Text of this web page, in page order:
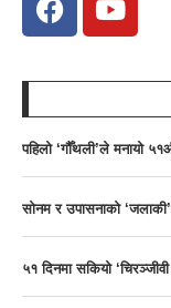
पहिलो ‘गौँथली’ले मनायो
साेनम र उपासनाकाे
५१ दिनमा सकियो